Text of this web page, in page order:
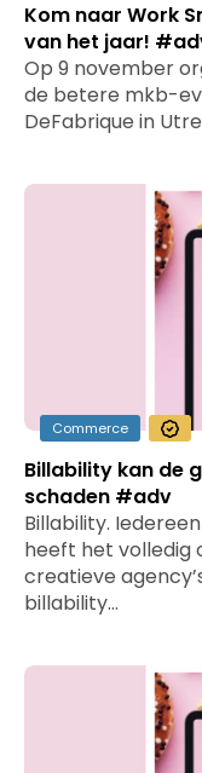
Kom naar Work
van het jaar!
Op 9 november
de betere mkb-
DeFabrique in
Commerce
Billability kan de
schaden #adv
Billability.
heeft het volledig
creatieve
billability…